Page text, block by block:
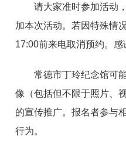
请大家准时参加活动
加本次活动。若因特殊情
17:00前来电取消预约。感
常德市丁玲纪念馆可
像（包括但不限于照片、
的宣传推广。报名者参与
行为。